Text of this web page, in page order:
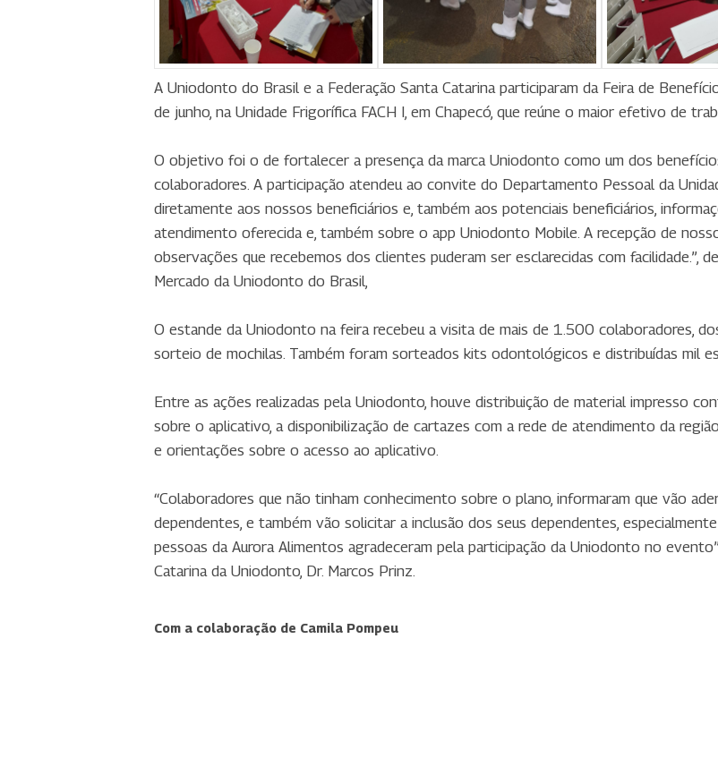
A Uniodonto do Brasil e a Federação Santa Catarina participaram da Feira de
de junho, na Unidade Frigorífica FACH I, em Chapecó, que reúne o maior efetivo de
O objetivo foi o de fortalecer a presença da marca Uniodonto como um dos
colaboradores. A participação atendeu ao convite do Departamento Pessoal da
diretamente aos nossos beneficiários e, também aos potenciais beneficiários,
atendimento oferecida e, também sobre o app Uniodonto Mobile. A recepção de
observações que recebemos dos clientes puderam ser esclarecidas com facilidade.”,
Mercado da Uniodonto do Brasil,
O estande da Uniodonto na feira recebeu a visita de mais de 1.500 colaboradores,
sorteio de mochilas. Também foram sorteados kits odontológicos e distribuídas mil
Entre as ações realizadas pela Uniodonto, houve distribuição de material impresso
sobre o aplicativo, a disponibilização de cartazes com a rede de atendimento da
e orientações sobre o acesso ao aplicativo.
“Colaboradores que não tinham conhecimento sobre o plano, informaram que vão
dependentes, e também vão solicitar a inclusão dos seus dependentes,
pessoas da Aurora Alimentos agradeceram pela participação da Uniodonto no
Catarina da Uniodonto, Dr. Marcos Prinz.
Com a colaboração de Camila Pompeu